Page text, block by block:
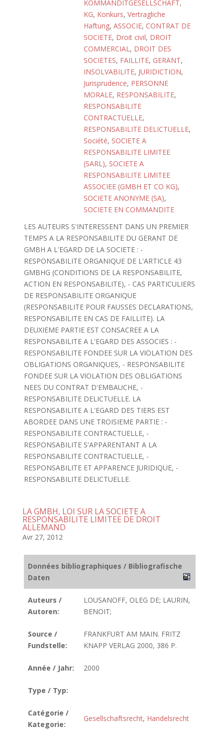
KOMMANDITGESELLSCHAFT,
KG, Konkurs, Vertragliche
Haftung, ASSOCIE, CONTRAT DE
SOCIETE, Droit civil, DROIT
COMMERCIAL, DROIT DES
SOCIETES, FAILLITE, GERANT,
INSOLVABILITE, JURIDICTION,
Jurisprudence, PERSONNE
MORALE, RESPONSABILITE,
RESPONSABILITE
CONTRACTUELLE,
RESPONSABILITE DELICTUELLE,
Société, SOCIETE A
RESPONSABILITE LIMITEE
(SARL), SOCIETE A
RESPONSABILITE LIMITEE
ASSOCIEE (GMBH ET CO KG),
SOCIETE ANONYME (SA),
SOCIETE EN COMMANDITE
LES AUTEURS S'INTERESSENT DANS UN PREMIER
TEMPS A LA RESPONSABILITE DU GERANT DE
GMBH A L'EGARD DE LA SOCIETE : -
RESPONSABILITE ORGANIQUE DE L'ARTICLE 43
GMBHG (CONDITIONS DE LA RESPONSABILITE,
ACTION EN RESPONSABILITE), - CAS PARTICULIERS
DE RESPONSABILITE ORGANIQUE
(RESPONSABILITE POUR FAUSSES DECLARATIONS,
RESPONSABILITE EN CAS DE FAILLITE). LA
DEUXIEME PARTIE EST CONSACREE A LA
RESPONSABILITE A L'EGARD DES ASSOCIES : -
RESPONSABILITE FONDEE SUR LA VIOLATION DES
OBLIGATIONS ORGANIQUES, - RESPONSABILITE
FONDEE SUR LA VIOLATION DES OBLIGATIONS
NEES DU CONTRAT D'EMBAUCHE, -
RESPONSABILITE DELICTUELLE. LA
RESPONSABILITE A L'EGARD DES TIERS EST
ABORDEE DANS UNE TROISIEME PARTIE : -
RESPONSABILITE CONTRACTUELLE, -
RESPONSABILITE S'APPARENTANT A LA
RESPONSABILITE CONTRACTUELLE, -
RESPONSABILITE ET APPARENCE JURIDIQUE, -
RESPONSABILITE DELICTUELLE.
LA GMBH, LOI SUR LA SOCIETE A
RESPONSABILITE LIMITEE DE DROIT
ALLEMAND
Avr 27, 2012
Données bibliographiques / Bibliografische
Daten
Auteurs /
Autoren:
LOUSANOFF, OLEG DE; LAURIN,
BENOIT;
Source /
Fundstelle:
FRANKFURT AM MAIN. FRITZ
KNAPP VERLAG 2000, 386 P.
Année / Jahr: 2000
Type / Typ:
Catégorie /
Kategorie:
Gesellschaftsrecht, Handelsrecht